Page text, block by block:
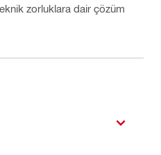
zorluklara dair çözüm